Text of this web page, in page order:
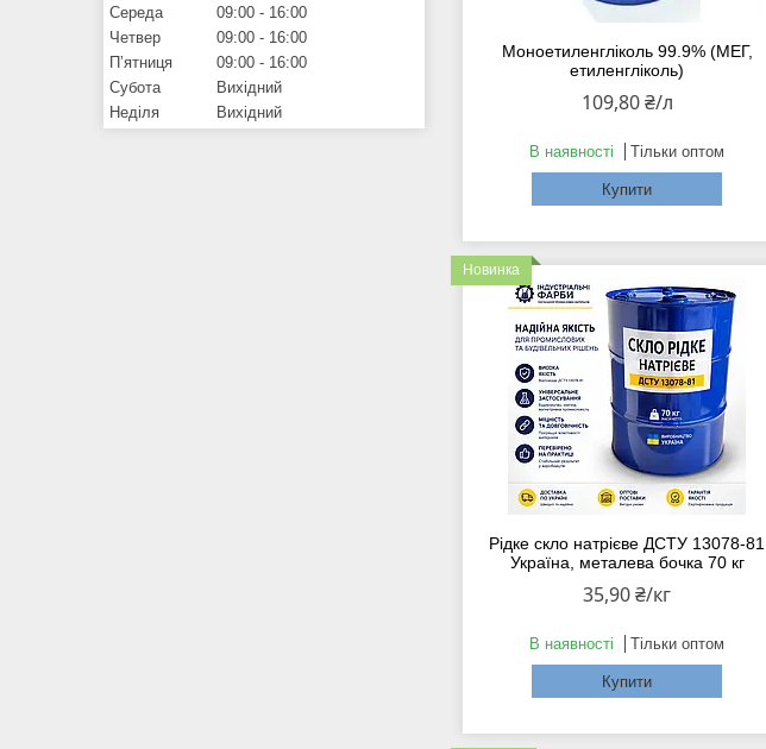
Моноетиленгліколь 99.9% (МЕГ,
етиленгліколь)
109,80 ₴/л
В наявності Тільки оптом
Купити
Новинка
Рідке скло натрієве ДСТУ 13078-81
Україна, металева бочка 70 кг
35,90 ₴/кг
В наявності Тільки оптом
Купити
Середа
09:00
16:00
Четвер
09:00
16:00
Пʼятниця
09:00
16:00
Субота
Вихідний
Неділя
Вихідний